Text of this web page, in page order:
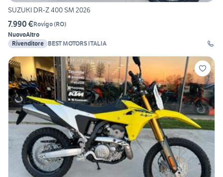
SUZUKI DR-Z 400 SM 2026
7.990 €Rovigo(RO)
NuovoAltro
Rivenditore BEST MOTORS ITALIA